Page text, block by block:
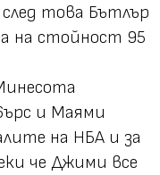
това Бътлър
на стойност 95
и Маями
на НБА и за
че Джими все